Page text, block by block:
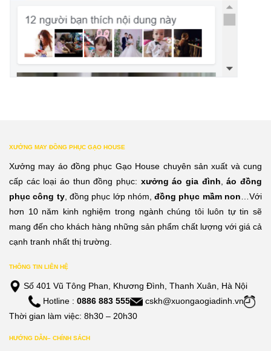
XƯỞNG MAY ĐỒNG PHỤC GẠO HOUSE
Xưởng may áo đồng phục Gạo House chuyên sản xuất và cung
cấp các loại áo thun đồng phục: xưởng áo gia đình,áo đồng
phục công ty, đồng phục lớp nhóm,đồng phục mầm non…Với
hơn 10 năm kinh nghiệm trong ngành chúng tôi luôn tự tin sẽ
mang đến cho khách hàng những sản phẩm chất lượng với giá cả
cạnh tranh nhất thị trường.
THÔNG TIN LIÊN HỆ
Số 401 Vũ Tông Phan, Khương Đình, Thanh Xuân, Hà Nội
Hotline : 0886 883 555
cskh@xuongaogiadinh.vn
Thời gian làm việc: 8h30 – 20h30
HƯỚNG DẪN– CHÍNH SÁCH